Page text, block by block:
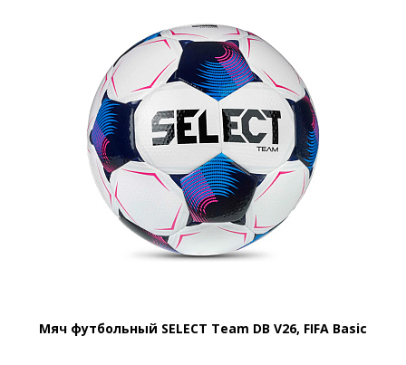
Мяч футбольный SELECT Team DB V26, FIFA Basic